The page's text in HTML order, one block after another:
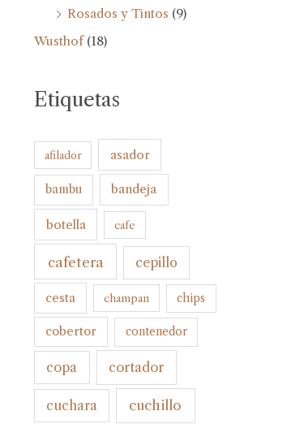
Rosados y Tintos (9)
Wusthof (18)
Etiquetas
afilador asador
bambu bandeja
botella cafe
cafetera cepillo
cesta champan chips
cobertor contenedor
copa cortador
cuchara cuchillo